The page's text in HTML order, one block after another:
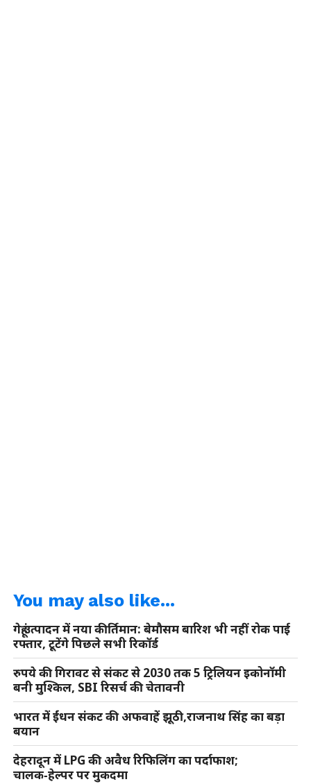
You may also like...
गेहूं उत्पादन में नया कीर्तिमान: बेमौसम बारिश भी नहीं रोक पाई
रफ्तार, टूटेंगे पिछले सभी रिकॉर्ड
रुपये की गिरावट से संकट से 2030 तक 5 ट्रिलियन इकोनॉमी
बनी मुश्किल, SBI रिसर्च की चेतावनी
भारत में ईंधन संकट की अफवाहें झूठी,राजनाथ सिंह का बड़ा
बयान
देहरादून में LPG की अवैध रिफिलिंग का पर्दाफाश;
चालक‑हेल्पर पर मुकदमा